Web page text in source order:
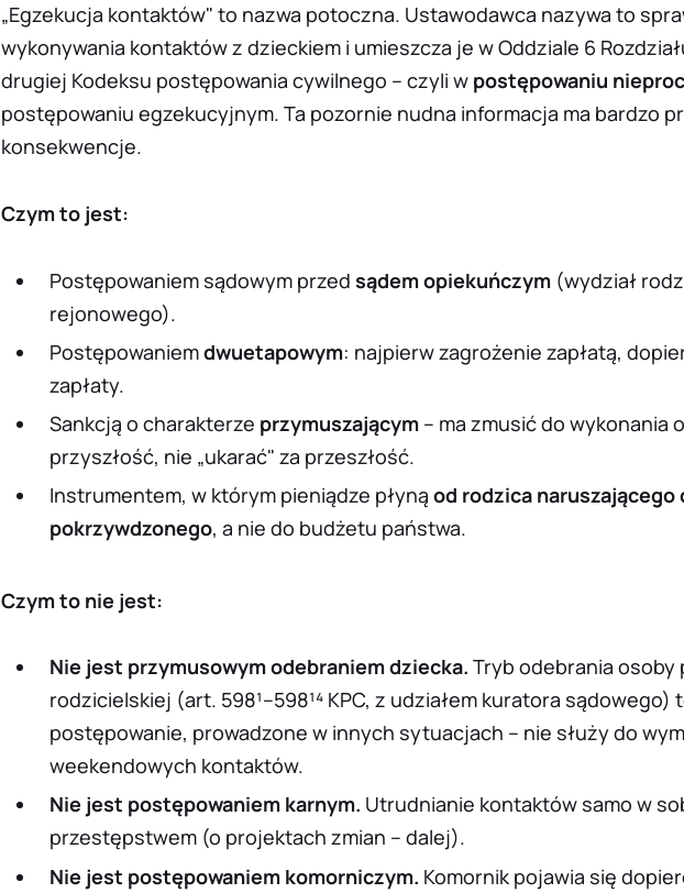
„Egzekucja kontaktów" to nazwa potoczna. Ustawodawca nazywa to
wykonywania kontaktów z dzieckiemi umieszcza je w Oddziale 6
drugiej Kodeksu postępowania cywilnego – czyli w postępowaniu
postępowaniu egzekucyjnym. Ta pozornie nudna informacja ma bardzo
konsekwencje.
Czym to jest:
Postępowaniem sądowym przed sądem opiekuńczym(wydział
rejonowego).
Postępowaniemdwuetapowym: najpierw zagrożenie zapłatą,
zapłaty.
Sankcją o charakterze przymuszającym– ma zmusić do wykonania
przyszłość, nie „ukarać" za przeszłość.
Instrumentem, w którym pieniądze płyną od rodzica naruszającego
pokrzywdzonego, a nie do budżetu państwa.
Czym to nie jest:
Nie jest przymusowym odebraniem dziecka. Tryb odebrania osoby
rodzicielskiej (art. 598¹–598¹⁴ KPC, z udziałem kuratora sądowego)
postępowanie, prowadzone w innych sytuacjach – nie służy do
weekendowych kontaktów.
Nie jest postępowaniem karnym. Utrudnianie kontaktów samo w
przestępstwem (o projektach zmian – dalej).
Nie jest postępowaniem komorniczym. Komornik pojawia się